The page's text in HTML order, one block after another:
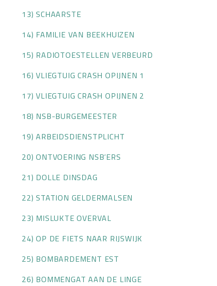
13) SCHAARSTE
14) FAMILIE VAN BEEKHUIZEN
15) RADIOTOESTELLEN VERBEURD
16) VLIEGTUIG CRASH OPIJNEN 1
17) VLIEGTUIG CRASH OPIJNEN 2
18) NSB-BURGEMEESTER
19) ARBEIDSDIENSTPLICHT
20) ONTVOERING NSB’ERS
21) DOLLE DINSDAG
22) STATION GELDERMALSEN
23) MISLUKTE OVERVAL
24) OP DE FIETS NAAR RIJSWIJK
25) BOMBARDEMENT EST
26) BOMMENGAT AAN DE LINGE